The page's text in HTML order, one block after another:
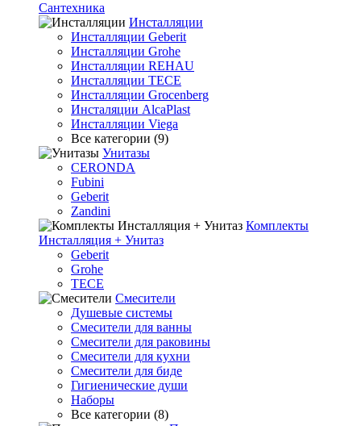
Сантехника
Инсталляции
Инсталляции Geberit
Инсталляции Grohe
Инсталляции REHAU
Инсталляции TECE
Инсталляции Grocenberg
Инсталяции AlcaPlast
Инсталляции Viega
Все категории (9)
Унитазы
CERONDA
Fubini
Geberit
Zandini
Комплекты
Инсталляция + Унитаз
Geberit
Grohe
TECE
Смесители
Душевые системы
Смесители для ванны
Смесители для раковины
Смесители для кухни
Смесители для биде
Гигиенические души
Наборы
Все категории (8)